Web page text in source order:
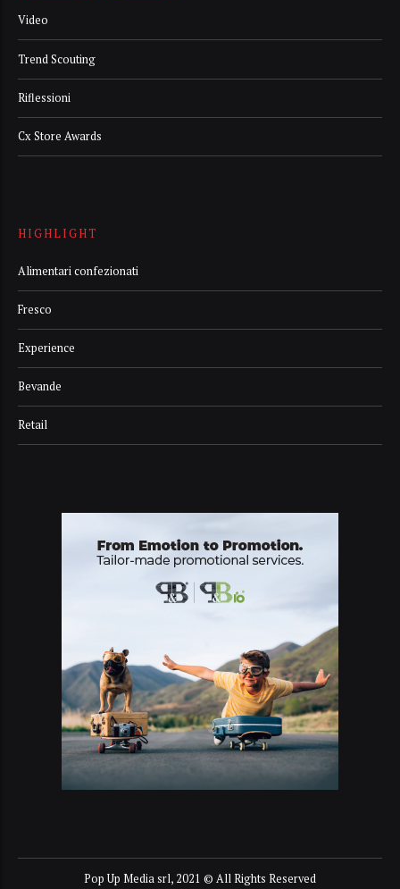
Video
Trend Scouting
Riflessioni
Cx Store Awards
HIGHLIGHT
Alimentari confezionati
Fresco
Experience
Bevande
Retail
Pop Up Media srl, 2021 © All Rights Reserved